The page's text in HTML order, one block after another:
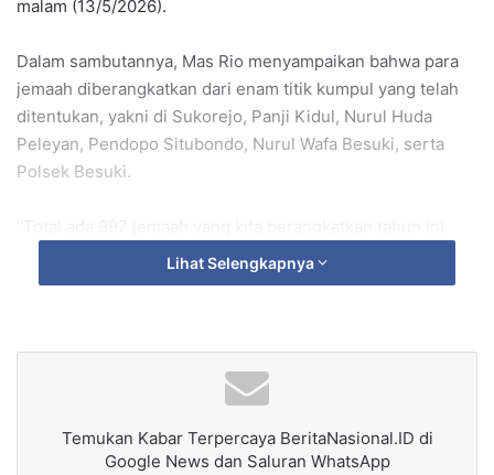
malam (13/5/2026).
Dalam sambutannya, Mas Rio menyampaikan bahwa para
jemaah diberangkatkan dari enam titik kumpul yang telah
ditentukan, yakni di Sukorejo, Panji Kidul, Nurul Huda
Peleyan, Pendopo Situbondo, Nurul Wafa Besuki, serta
Polsek Besuki.
Tidak ada tambahan lagi, semuanya sudah final,” ujar Mas
Rio.
memastikan kenyamanan serta kelancaran perjalanan
Lihat Selengkapnya
Temukan Kabar Terpercaya BeritaNasional.ID di
Google News dan Saluran WhatsApp